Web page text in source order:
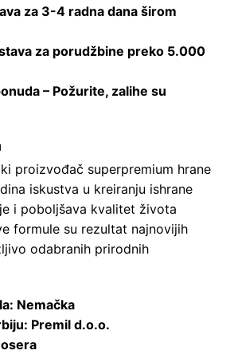
za 3-4 radna dana širom
za porudžbine preko 5.000
– Požurite, zalihe su
proizvođač superpremium hrane
iskustva u kreiranju ishrane
i poboljšava kvalitet života
formule su rezultat najnovijih
odabranih prirodnih
Nemačka
Premil d.o.o.